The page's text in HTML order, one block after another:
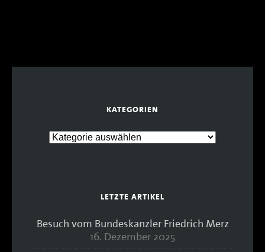
KATEGORIEN
LETZTE ARTIKEL
Besuch vom Bundeskanzler Friedrich Merz
16. Dezember 2025